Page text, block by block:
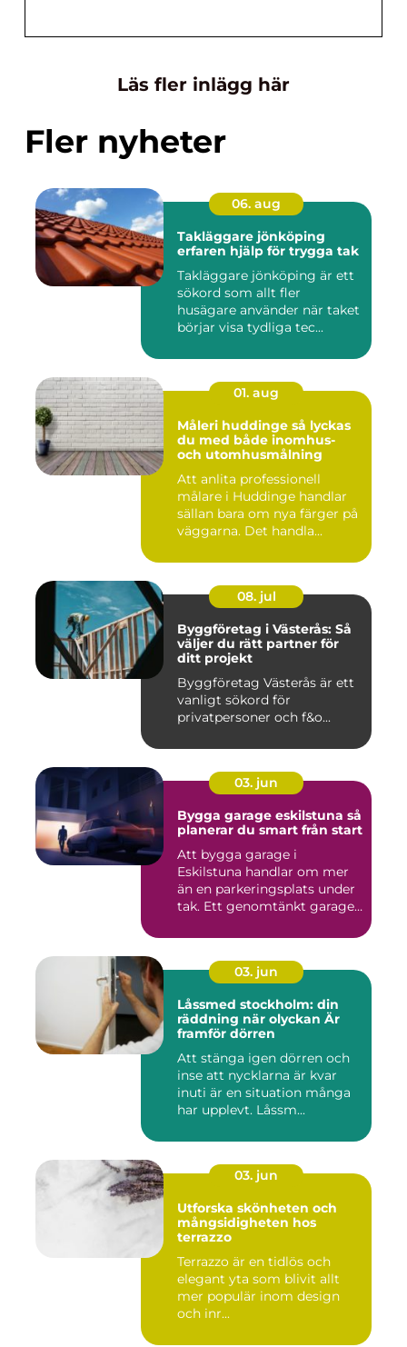
Läs fler inlägg här
Fler nyheter
06. aug
Takläggare jönköping
erfaren hjälp för trygga tak
Takläggare jönköping är ett
sökord som allt fler
husägare använder när taket
börjar visa tydliga tec...
01. aug
Måleri huddinge så lyckas
du med både inomhus-
och utomhusmålning
Att anlita professionell
målare i Huddinge handlar
sällan bara om nya färger på
väggarna. Det handla...
08. jul
Byggföretag i Västerås: Så
väljer du rätt partner för
ditt projekt
Byggföretag Västerås är ett
vanligt sökord för
privatpersoner och f&o...
03. jun
Bygga garage eskilstuna så
planerar du smart från start
Att bygga garage i
Eskilstuna handlar om mer
än en parkeringsplats under
tak. Ett genomtänkt garage
03. jun
Låssmed stockholm: din
räddning när olyckan Är
framför dörren
Att stänga igen dörren och
inse att nycklarna är kvar
inuti är en situation många
har upplevt. Låssm...
03. jun
Utforska skönheten och
mångsidigheten hos
terrazzo
Terrazzo är en tidlös och
elegant yta som blivit allt
mer populär inom design
och inr...